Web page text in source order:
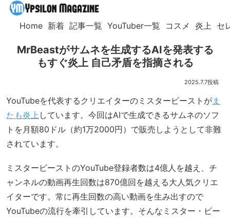
Home 新着 記事一覧 YouTuber一覧 コスメ 炎上 セ
MrBeastがサムネを生成するAIを発表する
もすぐ炎上 自己矛盾を指摘される
2025.7.7
YouTubeを代表するクリエイターのミスタービーストがま
たも炎上 しています。今回はAIで生成できるサムネのソフ
トを月額80ドル（約1万2000円）で販売しようとして非難
されています。
ミスタービーストのYouTube登録者数は4億人を越え、チ
ャンネルの動画再生回数は870億回を越える大人気クリエ
イターです。常に再生回数の高い動画を生み出すので
YouTubeの流行を牽引しています。そんなミスター・ビー